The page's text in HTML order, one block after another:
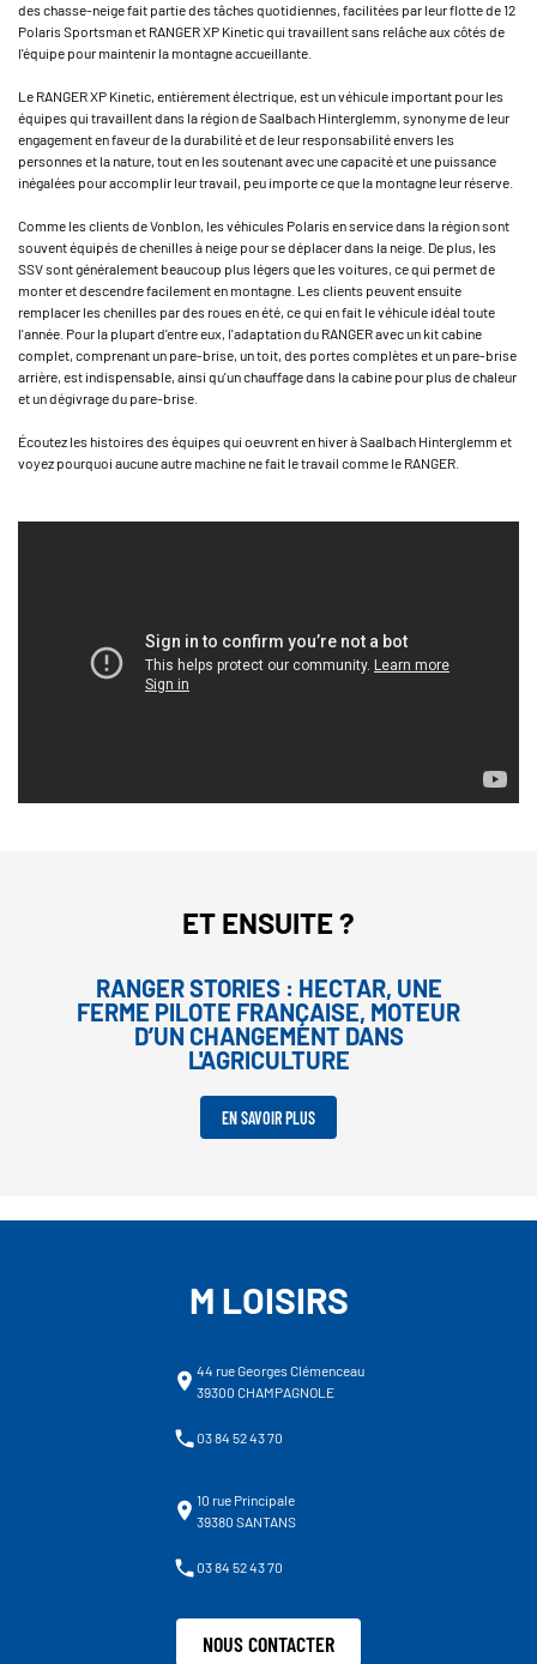
des chasse-neige fait partie des tâches quotidiennes, facilitées par leur flotte de 12
Polaris Sportsman et RANGER XP Kinetic qui travaillent sans relâche aux côtés de
l'équipe pour maintenir la montagne accueillante.
Le RANGER XP Kinetic, entièrement électrique, est un véhicule important pour les
équipes qui travaillent dans la région de Saalbach Hinterglemm, synonyme de leur
engagement en faveur de la durabilité et de leur responsabilité envers les
personnes et la nature, tout en les soutenant avec une capacité et une puissance
inégalées pour accomplir leur travail, peu importe ce que la montagne leur réserve.
Comme les clients de Vonblon, les véhicules Polaris en service dans la région sont
souvent équipés de chenilles à neige pour se déplacer dans la neige. De plus, les
SSV sont généralement beaucoup plus légers que les voitures, ce qui permet de
monter et descendre facilement en montagne. Les clients peuvent ensuite
remplacer les chenilles par des roues en été, ce qui en fait le véhicule idéal toute
l'année. Pour la plupart d'entre eux, l'adaptation du RANGER avec un kit cabine
complet, comprenant un pare-brise, un toit, des portes complètes et un pare-brise
arrière, est indispensable, ainsi qu'un chauffage dans la cabine pour plus de chaleur
et un dégivrage du pare-brise.
Écoutez les histoires des équipes qui oeuvrent en hiver à Saalbach Hinterglemm et
voyez pourquoi aucune autre machine ne fait le travail comme le RANGER.
ET ENSUITE ?
RANGER STORIES : HECTAR, UNE
FERME PILOTE FRANÇAISE, MOTEUR
D’UN CHANGEMENT DANS
L'AGRICULTURE
EN SAVOIR PLUS
M LOISIRS
44 rue Georges Clémenceau
39300 CHAMPAGNOLE
03 84 52 43 70
10 rue Principale
39380 SANTANS
03 84 52 43 70
NOUS CONTACTER